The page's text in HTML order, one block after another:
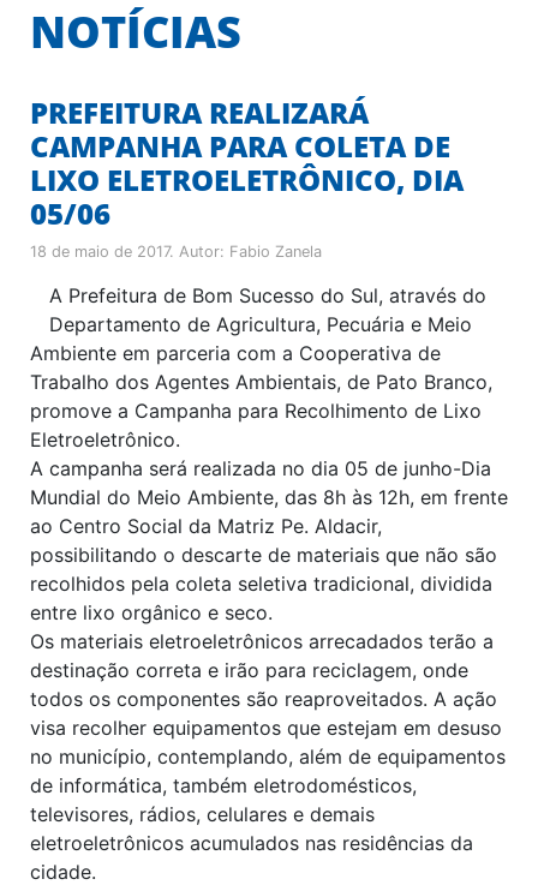
NOTÍCIAS
PREFEITURA REALIZARÁ
CAMPANHA PARA COLETA DE
LIXO ELETROELETRÔNICO, DIA
05/06
18 de maio de 2017. Autor: Fabio Zanela
A Prefeitura de Bom Sucesso do Sul, através do
Departamento de Agricultura, Pecuária e Meio
Ambiente em parceria com a Cooperativa de
Trabalho dos Agentes Ambientais, de Pato Branco,
promove a Campanha para Recolhimento de Lixo
Eletroeletrônico.
A campanha será realizada no dia 05 de junho-Dia
Mundial do Meio Ambiente, das 8h às 12h, em frente
ao Centro Social da Matriz Pe. Aldacir,
possibilitando o descarte de materiais que não são
recolhidos pela coleta seletiva tradicional, dividida
entre lixo orgânico e seco.
Os materiais eletroeletrônicos arrecadados terão a
destinação correta e irão para reciclagem, onde
todos os componentes são reaproveitados. A ação
visa recolher equipamentos que estejam em desuso
no município, contemplando, além de equipamentos
de informática, também eletrodomésticos,
televisores, rádios, celulares e demais
eletroeletrônicos acumulados nas residências da
cidade.